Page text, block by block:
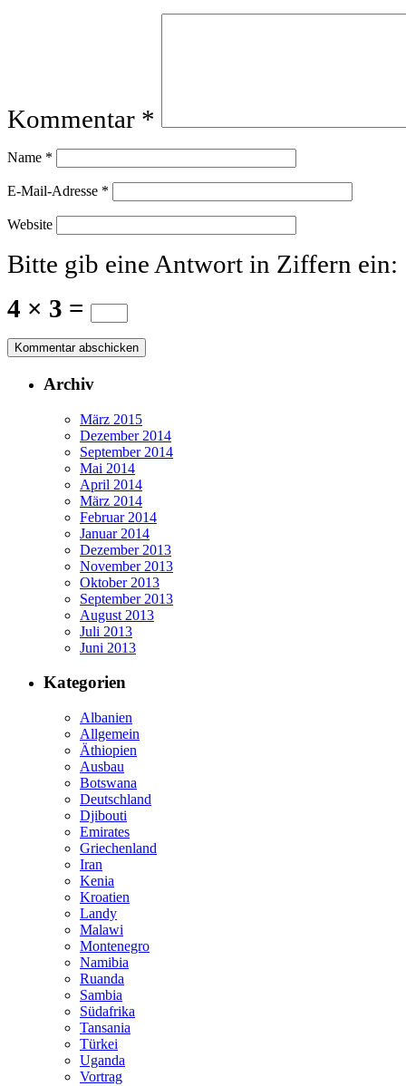
Kommentar *
Name *
E-Mail-Adresse *
Website
Bitte gib eine Antwort in Ziffern ein:
4 × 3 =
Archiv
März 2015
Dezember 2014
September 2014
Mai 2014
April 2014
März 2014
Februar 2014
Januar 2014
Dezember 2013
November 2013
Oktober 2013
September 2013
August 2013
Juli 2013
Juni 2013
Kategorien
Albanien
Allgemein
Äthiopien
Ausbau
Botswana
Deutschland
Djibouti
Emirates
Griechenland
Iran
Kenia
Kroatien
Landy
Malawi
Montenegro
Namibia
Ruanda
Sambia
Südafrika
Tansania
Türkei
Uganda
Vortrag